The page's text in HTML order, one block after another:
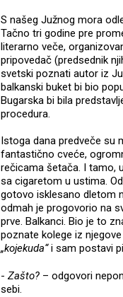
S našeg Južnog mora
Tačno tri godine pre
literarno veče,
pripovedač (predsednik
svetski poznati autor iz
balkanski buket bi bio
Bugarska bi bila
procedura.
Istoga dana predveče su
fantastično cveće,
rečicama šetača. I tamo,
sa cigaretom u ustima.
gotovo isklesano dletom
odmah je progovorio na
prve. Balkanci. Bio je to
poznate kolege iz
„kojekuda“i sam postavi
- Zašto? – odgovori
sebi.